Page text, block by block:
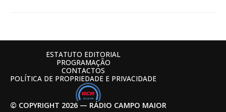
© COPYRIGHT 2026 — RÁDIO CAMPO MAIOR
ESTATUTO EDITORIAL
PROGRAMAÇÃO
CONTACTOS
POLÍTICA DE PROPRIEDADE E PRIVACIDADE